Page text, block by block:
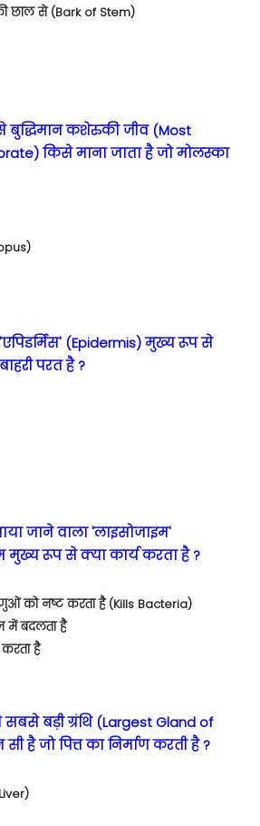
छाल से (Bark of Stem)
बुद्धिमान कशेरुकी जीव (Most
किसे माना जाता है जो मोलस्का
(Epidermis) मुख्य रूप से
परत है ?
जाने वाला 'लाइसोजाइम'
मुख्य रूप से क्या कार्य करता है ?
को नष्ट करता है (Kills Bacteria)
में बदलता है
करता है
सबसे बड़ी ग्रंथि (Largest Gland of
है जो पित्त का निर्माण करती है ?